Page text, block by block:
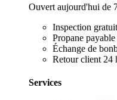
Ouvert aujourd'hui de
Inspection
Propane
Échange de
Retour client 24
Services